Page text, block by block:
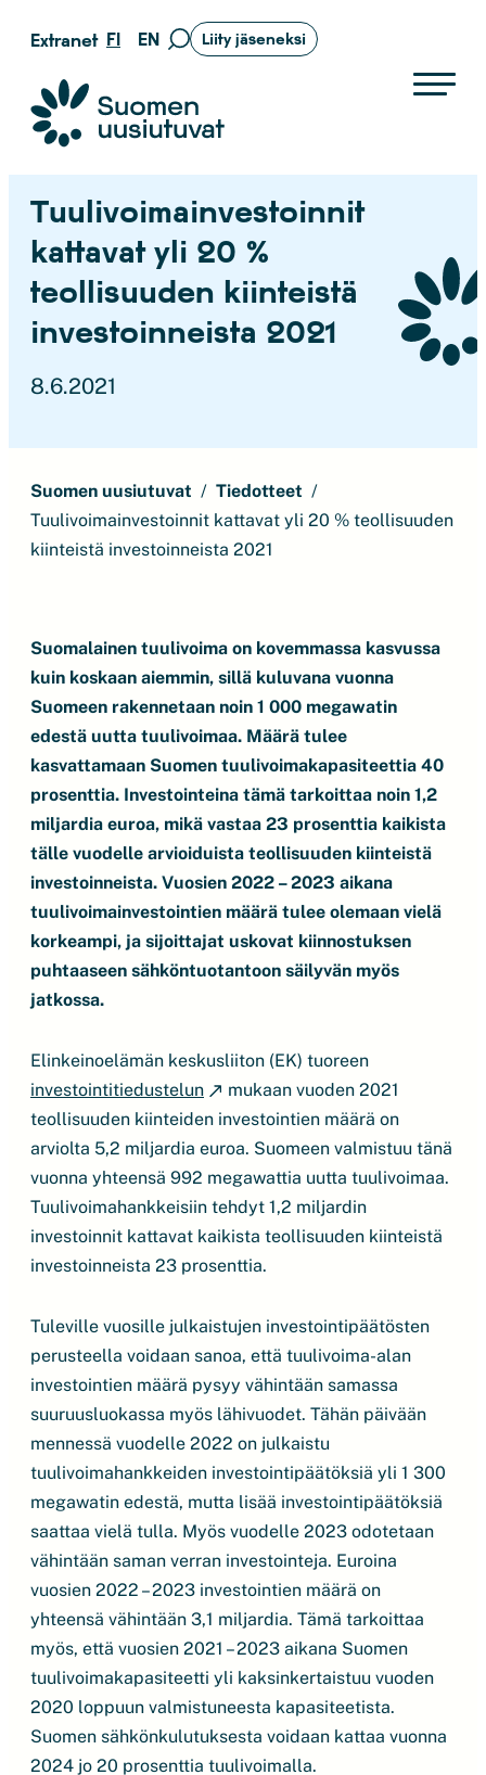
Siirry
sisältöön
Extranet FI EN
Siirry
Liity jäseneksi
Suomen uusiutuvat ry
Tuulivoimainvestoinnit
kattavat yli 20 %
teollisuuden kiinteistä
investoinneista 2021
8.6.2021
Suomen uusiutuvat
Tiedotteet
Tuulivoimainvestoinnit kattavat yli 20 % teollisuuden
kiinteistä investoinneista 2021
Suomalainen tuulivoima on kovemmassa kasvussa
kuin koskaan aiemmin, sillä kuluvana vuonna
Suomeen rakennetaan noin 1 000 megawatin
edestä uutta tuulivoimaa. Määrä tulee
kasvattamaan Suomen tuulivoimakapasiteettia 40
prosenttia. Investointeina tämä tarkoittaa noin 1,2
miljardia euroa, mikä vastaa 23 prosenttia kaikista
tälle vuodelle arvioiduista teollisuuden kiinteistä
investoinneista. Vuosien 2022 – 2023 aikana
tuulivoimainvestointien määrä tulee olemaan vielä
korkeampi, ja sijoittajat uskovat kiinnostuksen
puhtaaseen sähköntuotantoon säilyvän myös
jatkossa.
Elinkeinoelämän keskusliiton (EK) tuoreen
investointitiedustelun
mukaan vuoden 2021
teollisuuden kiinteiden investointien määrä on
arviolta 5,2 miljardia euroa. Suomeen valmistuu tänä
vuonna yhteensä 992 megawattia uutta tuulivoimaa.
Tuulivoimahankkeisiin tehdyt 1,2 miljardin
investoinnit kattavat kaikista teollisuuden kiinteistä
investoinneista 23 prosenttia.
Tuleville vuosille julkaistujen investointipäätösten
perusteella voidaan sanoa, että tuulivoima-alan
investointien määrä pysyy vähintään samassa
suuruusluokassa myös lähivuodet. Tähän päivään
mennessä vuodelle 2022 on julkaistu
tuulivoimahankkeiden investointipäätöksiä yli 1 300
megawatin edestä, mutta lisää investointipäätöksiä
saattaa vielä tulla. Myös vuodelle 2023 odotetaan
vähintään saman verran investointeja. Euroina
vuosien 2022 – 2023 investointien määrä on
yhteensä vähintään 3,1 miljardia. Tämä tarkoittaa
myös, että vuosien 2021 – 2023 aikana Suomen
tuulivoimakapasiteetti yli kaksinkertaistuu vuoden
2020 loppuun valmistuneesta kapasiteetista.
Suomen sähkönkulutuksesta voidaan kattaa vuonna
2024 jo 20 prosenttia tuulivoimalla.